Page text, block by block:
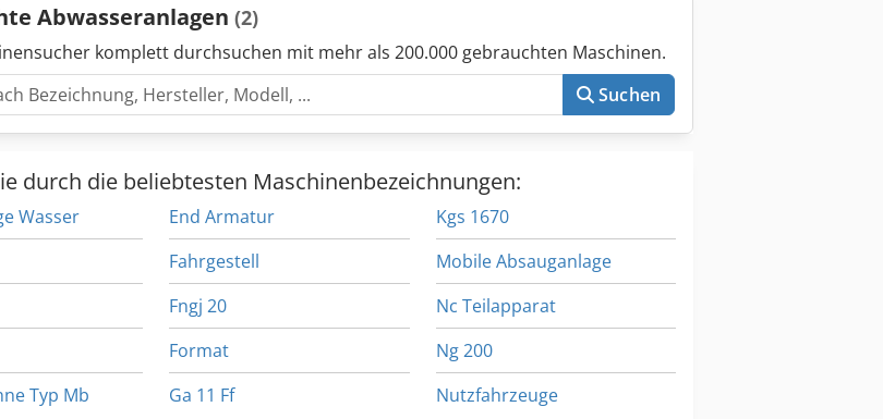
Abwasseranlagen (2)
komplett durchsuchen mit mehr als 200.000 gebrauchten Maschinen.
Suchen
durch die beliebtesten Maschinenbezeichnungen:
Wasser
Typ Mb
End Armatur
Fahrgestell
Fngj 20
Format
Ga 11 Ff
Kgs 1670
Mobile Absauganlage
Nc Teilapparat
Ng 200
Nutzfahrzeuge